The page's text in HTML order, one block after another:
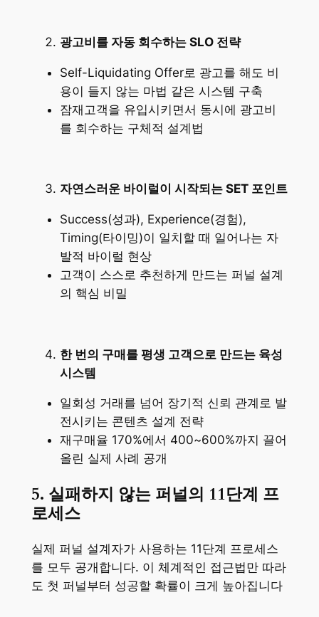
광고비를 자동 회수하는 SLO 전략
Self-Liquidating Offer로 광고를 해도 비
용이 들지 않는 마법 같은 시스템 구축
잠재고객을 유입시키면서 동시에 광고비
를 회수하는 구체적 설계법
자연스러운 바이럴이 시작되는 SET 포인트
Success(성과), Experience(경험),
Timing(타이밍)이 일치할 때 일어나는 자
발적 바이럴 현상
고객이 스스로 추천하게 만드는 퍼널 설계
의 핵심 비밀
한 번의 구매를 평생 고객으로 만드는 육성
시스템
일회성 거래를 넘어 장기적 신뢰 관계로 발
전시키는 콘텐츠 설계 전략
재구매율 170%에서 400~600%까지 끌어
올린 실제 사례 공개
5. 실패하지 않는 퍼널의 11단계 프
로세스
실제 퍼널 설계자가 사용하는 11단계 프로세스
를 모두 공개합니다. 이 체계적인 접근법만 따라
도 첫 퍼널부터 성공할 확률이 크게 높아집니다